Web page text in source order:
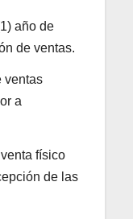
año de
de ventas.
ventas
a
físico
de las